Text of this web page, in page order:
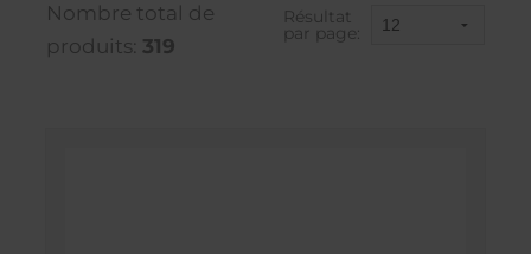
Nombre total de
produits: 319
Résultat
par page: